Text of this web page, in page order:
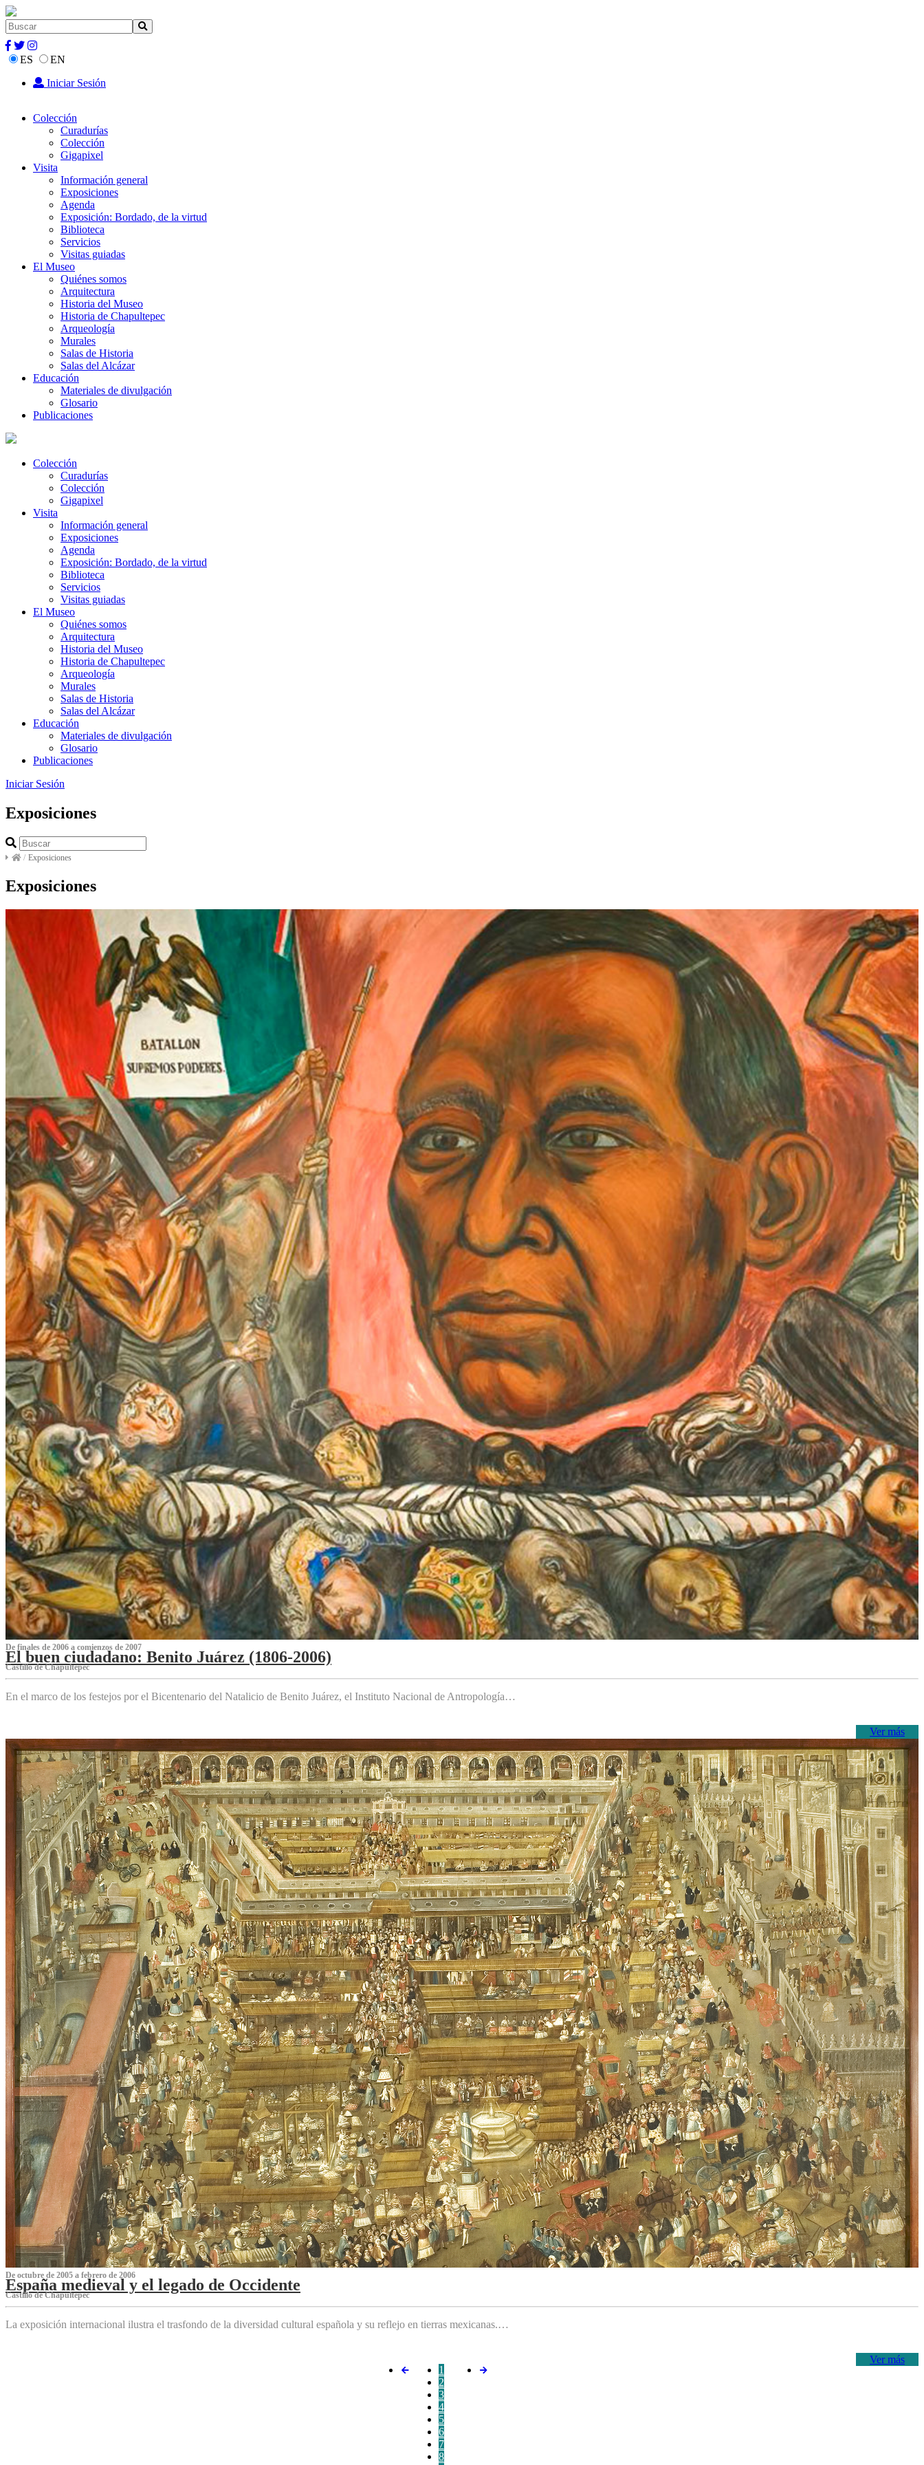
ES
EN
Iniciar Sesión
Colección
Curadurías
Colección
Gigapixel
Visita
Información general
Exposiciones
Agenda
Exposición: Bordado, de la virtud
Biblioteca
Servicios
Visitas guiadas
El Museo
Quiénes somos
Arquitectura
Historia del Museo
Historia de Chapultepec
Arqueología
Murales
Salas de Historia
Salas del Alcázar
Educación
Materiales de divulgación
Glosario
Publicaciones
Colección
Curadurías
Colección
Gigapixel
Visita
Información general
Exposiciones
Agenda
Exposición: Bordado, de la virtud
Biblioteca
Servicios
Visitas guiadas
El Museo
Quiénes somos
Arquitectura
Historia del Museo
Historia de Chapultepec
Arqueología
Murales
Salas de Historia
Salas del Alcázar
Educación
Materiales de divulgación
Glosario
Publicaciones
Iniciar Sesión
Exposiciones
/ Exposiciones
Exposiciones
De finales de 2006 a comienzos de 2007
El buen ciudadano: Benito Juárez (1806-2006)
Castillo de Chapultepec
En el marco de los festejos por el Bicentenario del Natalicio de Benito Juárez, el Instituto Nacional de Antropología…
Ver más
De octubre de 2005 a febrero de 2006
España medieval y el legado de Occidente
Castillo de Chapultepec
La exposición internacional ilustra el trasfondo de la diversidad cultural española y su reflejo en tierras mexicanas.…
Ver más
1
2
3
4
5
6
7
8